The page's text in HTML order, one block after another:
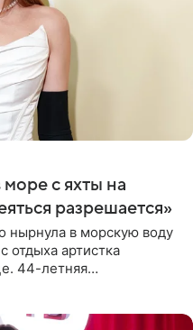
с яхты на
разрешается»
нырнула в морскую воду
отдыха артистка
44-летняя